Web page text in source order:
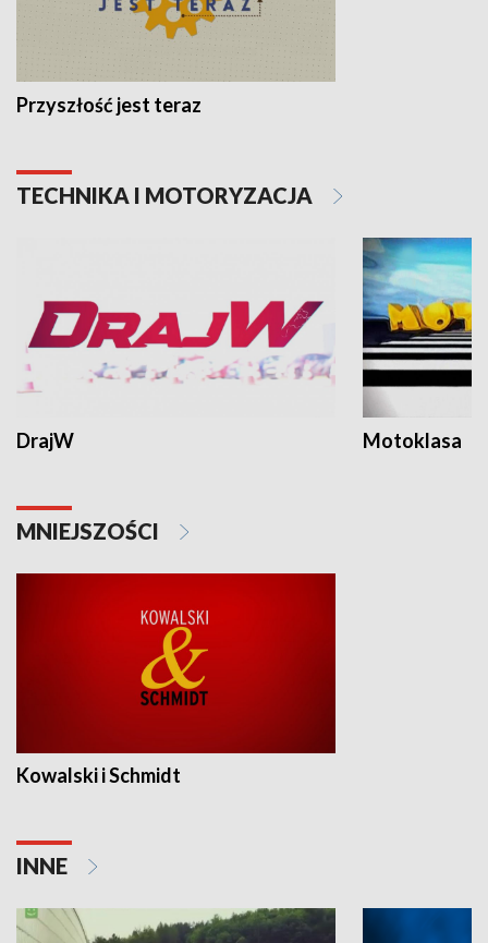
Przyszłość jest teraz
TECHNIKA I MOTORYZACJA
DrajW Motoklasa
MNIEJSZOŚCI
Kowalski i Schmidt
INNE